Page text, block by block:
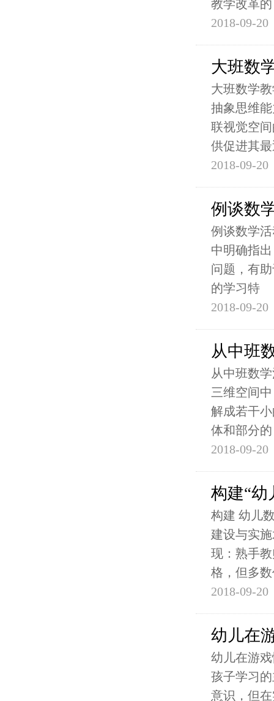
教学改革的
2018-09-20
大班数
大班数学
抽象思维
联视觉空
供促进其
2018-09-20
例谈数
例谈数学
中明确指
问题，有
的学习特
2018-09-20
从中班
从中班数
三维空间
解成若干
体和部分的
2018-09-20
构建“幼
构建 幼儿
建设与实
现：熟手
格，但多
2018-09-20
幼儿在
幼儿在游
孩子学习
意识，但